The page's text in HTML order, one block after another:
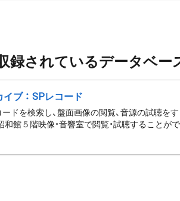
録されているデータベー
ブ ： SPレコード
ドを検索し、盤面画像の閲覧、音源の試聴を
館５階映像・音響室で閲覧・試聴することがで